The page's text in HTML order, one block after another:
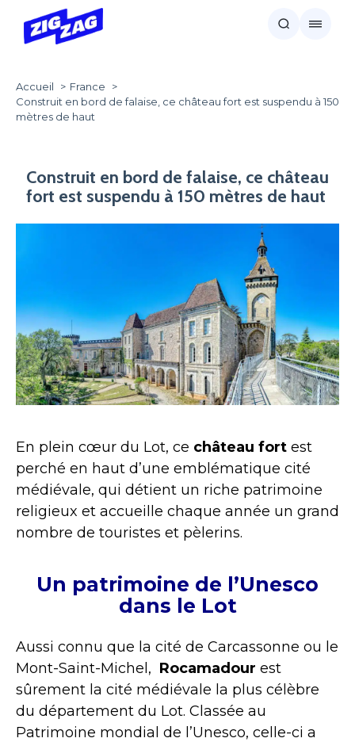
Accueil
France
Construit en bord de falaise, ce château fort est suspendu à 150
mètres de haut
Construit en bord de falaise, ce château
fort est suspendu à 150 mètres de haut
En plein cœur du Lot, ce château fort est
perché en haut d’une emblématique cité
médiévale, qui détient un riche patrimoine
religieux et accueille chaque année un grand
nombre de touristes et pèlerins.
Un patrimoine de l’Unesco
dans le Lot
Aussi connu que la cité de Carcassonne ou le
Mont-Saint-Michel, Rocamadour est
sûrement la cité médiévale la plus célèbre
du département du Lot. Classée au
Patrimoine mondial de l’Unesco, celle-ci a